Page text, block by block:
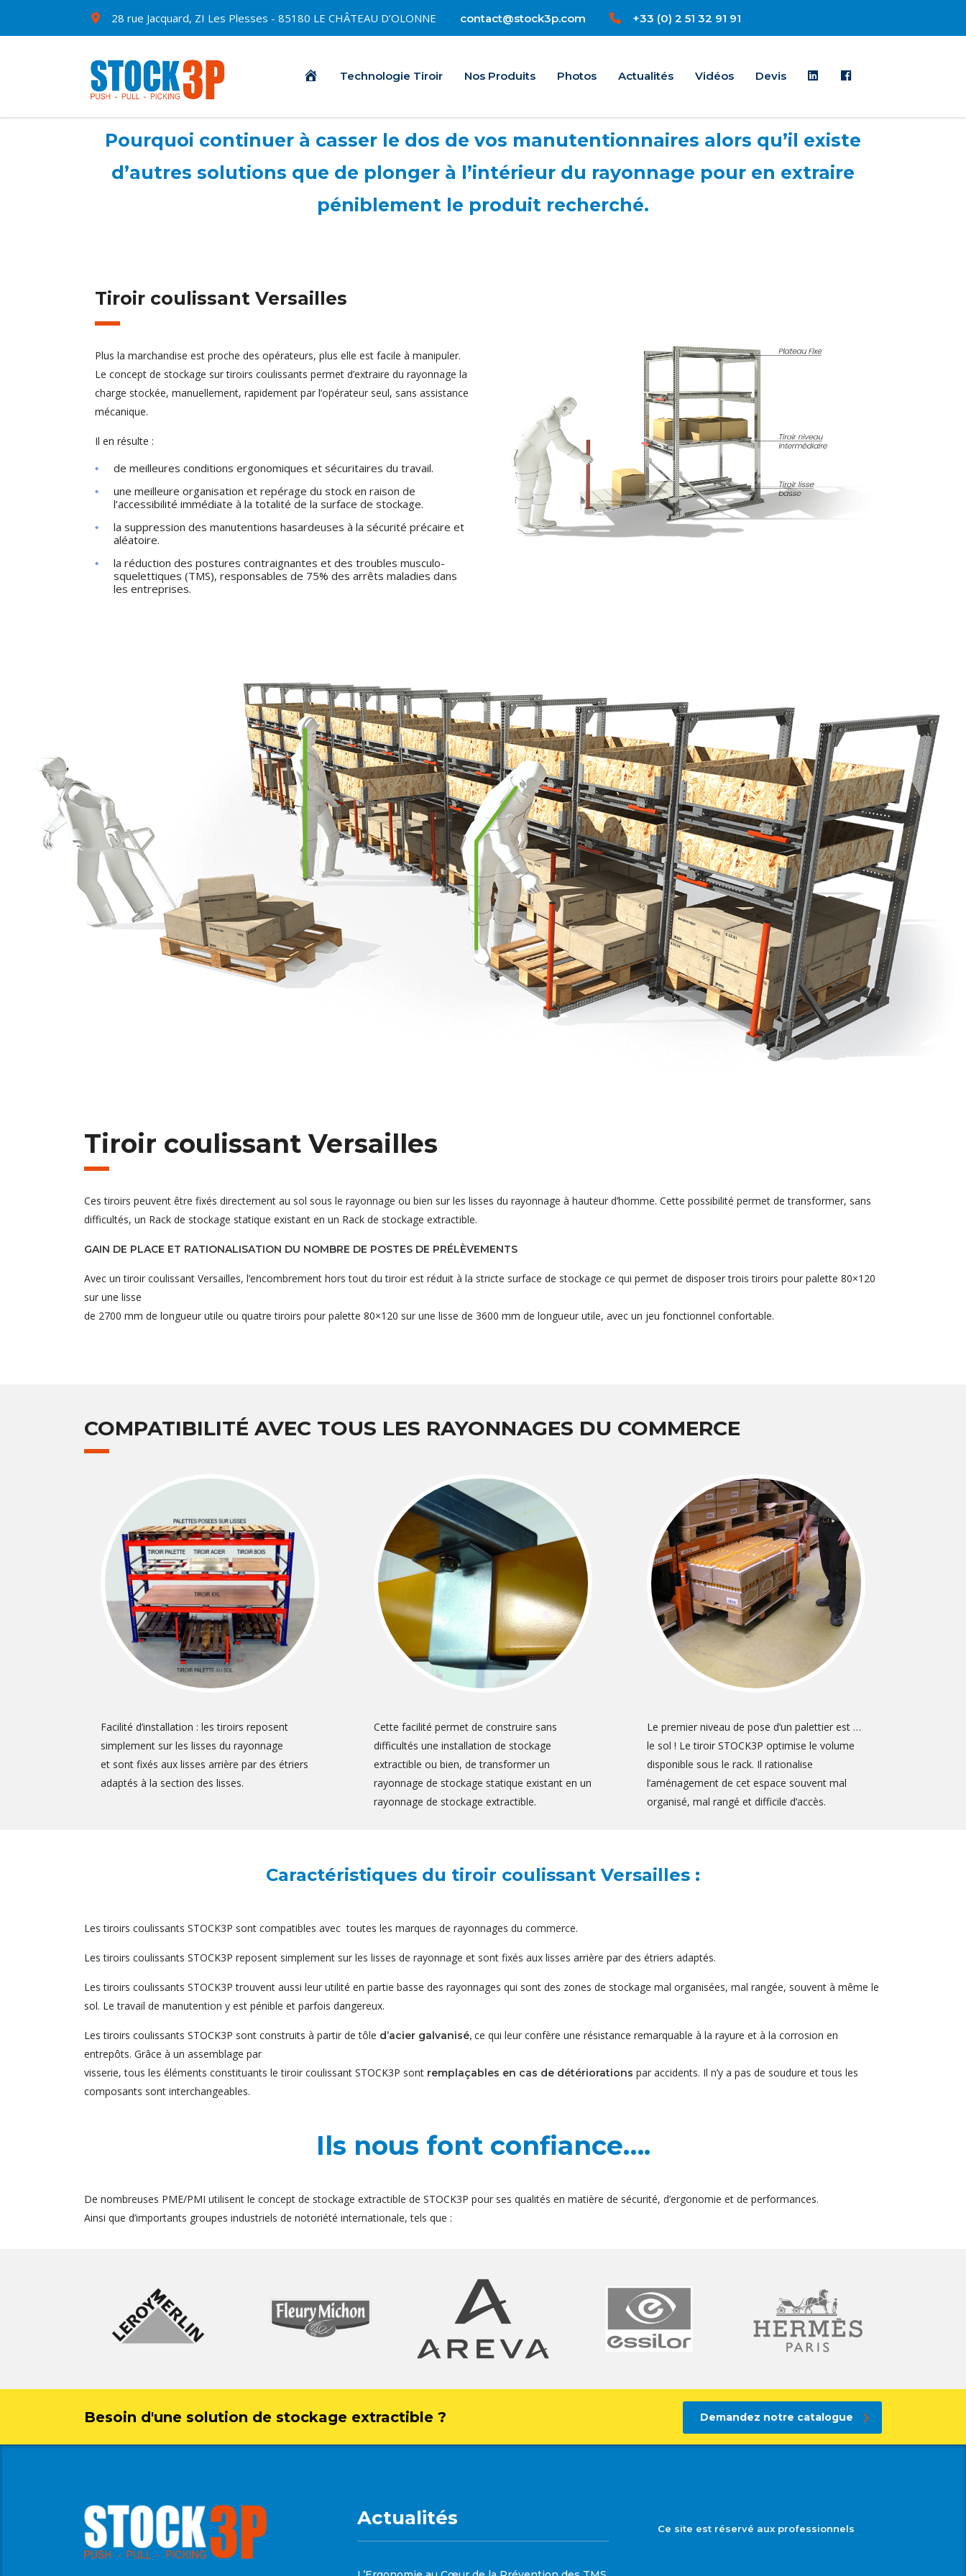
28 rue Jacquard, ZI Les Plesses - 85180 LE CHÂTEAU D’OLONNE contact@stock3p.com +33 (0) 2 51 32 91 91
AccueilTechnologie Tiroir Nos Produits Photos Actualités Vidéos Devis Linkedin
Pourquoi continuer à casser le dos de vos manutentionnaires alors qu’il existe
d’autres solutions que de plonger à l’intérieur du rayonnage pour en extraire
péniblement le produit recherché.
Tiroir coulissant Versailles
Plus la marchandise est proche des opérateurs, plus elle est facile à manipuler.
Le concept de stockage sur tiroirs coulissants permet d’extraire du rayonnage la
charge stockée, manuellement, rapidement par l’opérateur seul, sans assistance
mécanique.
Il en résulte :
de meilleures conditions ergonomiques et sécuritaires du travail.
une meilleure organisation et repérage du stock en raison de
l’accessibilité immédiate à la totalité de la surface de stockage.
la suppression des manutentions hasardeuses à la sécurité précaire et
aléatoire.
la réduction des postures contraignantes et des troubles musculo-
squelettiques (TMS), responsables de 75% des arrêts maladies dans
les entreprises.
Tiroir coulissant Versailles
Ces tiroirs peuvent être fixés directement au sol sous le rayonnage ou bien sur les lisses du rayonnage à hauteur d’homme. Cette possibilité permet de transformer, sans
difficultés, un Rack de stockage statique existant en un Rack de stockage extractible.
GAIN DE PLACE ET RATIONALISATION DU NOMBRE DE POSTES DE PRÉLÈVEMENTS
Avec un tiroir coulissant Versailles, l’encombrement hors tout du tiroir est réduit à la stricte surface de stockage ce qui permet de disposer trois tiroirs pour palette 80×120
sur une lisse
de 2700 mm de longueur utile ou quatre tiroirs pour palette 80×120 sur une lisse de 3600 mm de longueur utile, avec un jeu fonctionnel confortable.
COMPATIBILITÉ AVEC TOUS LES RAYONNAGES DU COMMERCE
Facilité d’installation : les tiroirs reposent
simplement sur les lisses du rayonnage
et sont fixés aux lisses arrière par des étriers
adaptés à la section des lisses.
Cette facilité permet de construire sans
difficultés une installation de stockage
extractible ou bien, de transformer un
rayonnage de stockage statique existant en un
rayonnage de stockage extractible.
Le premier niveau de pose d’un palettier est …
le sol ! Le tiroir STOCK3P optimise le volume
disponible sous le rack. Il rationalise
l’aménagement de cet espace souvent mal
organisé, mal rangé et difficile d’accès.
Caractéristiques du tiroir coulissant Versailles :
Les tiroirs coulissants STOCK3P sont compatibles avec toutes les marques de rayonnages du commerce.
Les tiroirs coulissants STOCK3P reposent simplement sur les lisses de rayonnage et sont fixés aux lisses arrière par des étriers adaptés.
Les tiroirs coulissants STOCK3P trouvent aussi leur utilité en partie basse des rayonnages qui sont des zones de stockage mal organisées, mal rangée, souvent à même le
sol. Le travail de manutention y est pénible et parfois dangereux.
Les tiroirs coulissants STOCK3P sont construits à partir de tôle d’acier galvanisé, ce qui leur confère une résistance remarquable à la rayure et à la corrosion en
entrepôts. Grâce à un assemblage par
visserie, tous les éléments constituants le tiroir coulissant STOCK3P sont remplaçables en cas de détériorations par accidents. Il n’y a pas de soudure et tous les
composants sont interchangeables.
Ils nous font confiance….
De nombreuses PME/PMI utilisent le concept de stockage extractible de STOCK3P pour ses qualités en matière de sécurité, d’ergonomie et de performances.
Ainsi que d’importants groupes industriels de notoriété internationale, tels que :
Besoin d'une solution de stockage extractible ? Demandez notre catalogue
Actualités Ce site est réservé aux professionnels